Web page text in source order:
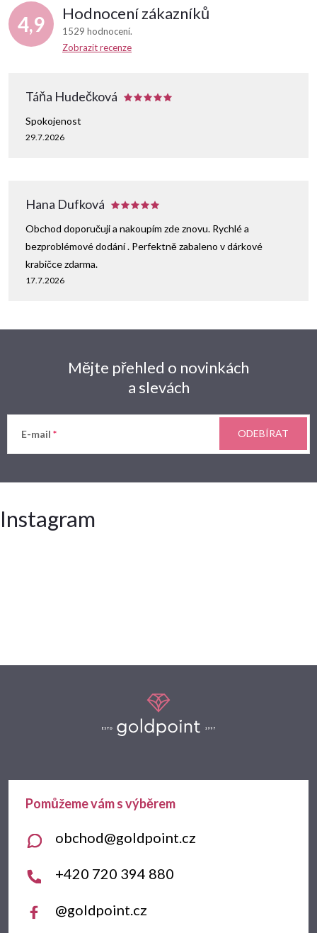
4,9 Hodnocení zákazníků
1529 hodnocení
Zobrazit recenze
Táňa Hudečková
29.7.2026
Spokojenost
Hana Dufková
17.7.2026
Obchod doporučuji a nakoupím zde znovu. Rychlé a
bezproblémové dodání . Perfektně zabaleno v dárkové
krabičce zdarma.
Mějte přehled o novinkách
a slevách
E-mail ODEBÍRAT
Instagram
a
obchod@goldpoint.cz
+420 720 394 880
@goldpoint.cz